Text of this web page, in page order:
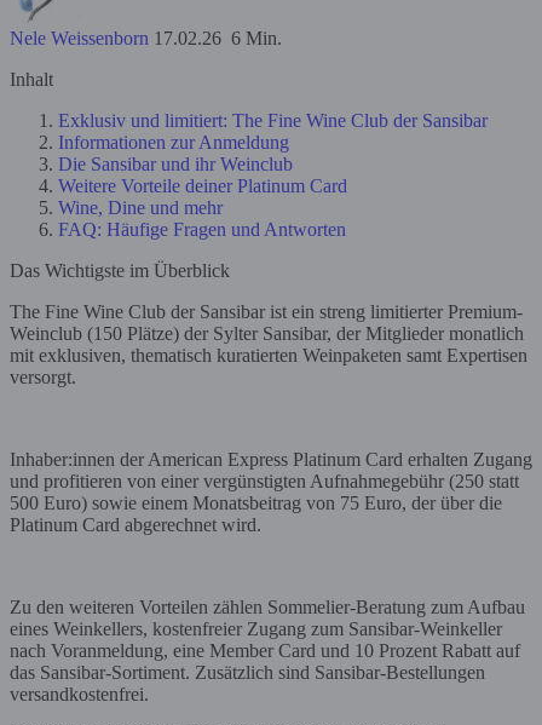
Nele Weissenborn 17.02.26 6 Min.
Inhalt
Exklusiv und limitiert: The Fine Wine Club der Sansibar
Informationen zur Anmeldung
Die Sansibar und ihr Weinclub
Weitere Vorteile deiner Platinum Card
Wine, Dine und mehr
FAQ: Häufige Fragen und Antworten
Das Wichtigste im Überblick
The Fine Wine Club der Sansibar ist ein streng limitierter Premium-
Weinclub (150 Plätze) der Sylter Sansibar, der Mitglieder monatlich
mit exklusiven, thematisch kuratierten Weinpaketen samt Expertisen
versorgt.
Inhaber:innen der American Express Platinum Card erhalten Zugang
und profitieren von einer vergünstigten Aufnahmegebühr (250 statt
500 Euro) sowie einem Monatsbeitrag von 75 Euro, der über die
Platinum Card abgerechnet wird.
Zu den weiteren Vorteilen zählen Sommelier-Beratung zum Aufbau
eines Weinkellers, kostenfreier Zugang zum Sansibar-Weinkeller
nach Voranmeldung, eine Member Card und 10 Prozent Rabatt auf
das Sansibar-Sortiment. Zusätzlich sind Sansibar-Bestellungen
versandkostenfrei.